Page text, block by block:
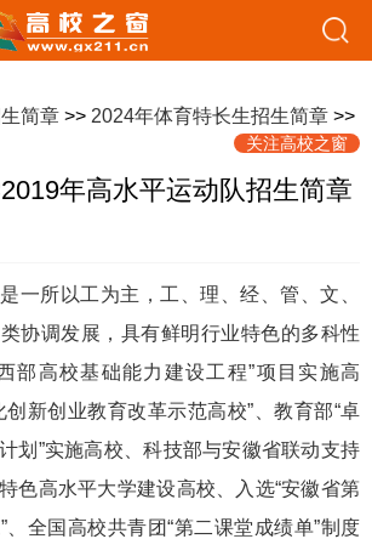
简章 >> 2024年体育特长生招生简章 >>
关注高校之窗
年高水平运动队招生简章
一所以工为主，工、理、经、管、文、
协调发展，具有鲜明行业特色的多科性
部高校基础能力建设工程”项目实施高
创新创业教育改革示范高校”、教育部“卓
划”实施高校、科技部与安徽省联动支持
色高水平大学建设高校、入选“安徽省第
、全国高校共青团“第二课堂成绩单”制度